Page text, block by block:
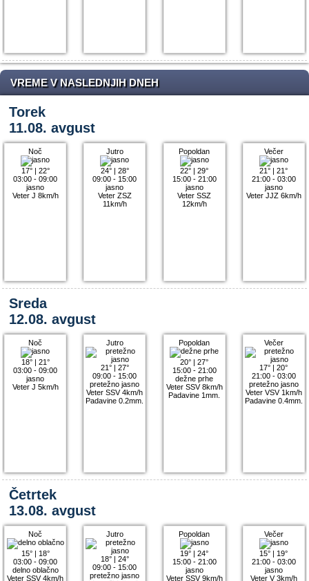
VREME V NASLEDNJIH DNEH
Torek
11.08. avgust
Noč
17°| 22°
03:00 - 09:00
jasno
Veter J 8km/h
Jutro
24°| 28°
09:00 - 15:00
jasno
Veter ZSZ
11km/h
Popoldan
22° |29°
15:00 - 21:00
jasno
Veter SSZ
12km/h
Večer
21° |21°
21:00 - 03:00
jasno
Veter JJZ 6km/h
Sreda
12.08. avgust
Noč
18°| 21°
03:00 - 09:00
jasno
Veter J 5km/h
Jutro
21°| 27°
09:00 - 15:00
pretežno jasno
Veter SSV 4km/h
Padavine 0.2mm.
Popoldan
20° |27°
15:00 - 21:00
dežne prhe
Veter SSV 8km/h
Padavine 1mm.
Večer
17° |20°
21:00 - 03:00
pretežno jasno
Veter VSV 1km/h
Padavine 0.4mm.
Četrtek
13.08. avgust
Noč
15°| 18°
03:00 - 09:00
delno oblačno
Veter SSV 4km/h
Jutro
18°| 24°
09:00 - 15:00
pretežno jasno
Popoldan
19° |24°
15:00 - 21:00
jasno
Veter SSV 9km/h
Večer
15° | 19°
21:00 - 03:00
jasno
Veter V 3km/h